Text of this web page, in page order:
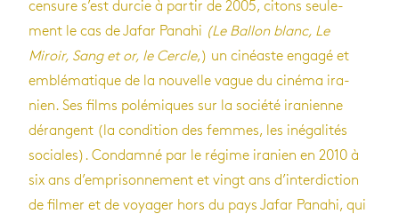
cen­sure s’est dur­cie à par­tir de 2005, citons seule­
ment le cas de Jafar Panahi (Le Bal­lon blanc, Le
Miroir, Sang et or, le Cercle,) un cinéaste engagé et
emblé­ma­tique de la nou­velle vague du cinéma ira­
nien. Ses films polé­miques sur la société ira­nienne
dérangent (la condi­tion des femmes, les inéga­li­tés
sociales). Condamné par le régime ira­nien en 2010 à
six ans d’em­pri­son­ne­ment et vingt ans d’in­ter­dic­tion
de fil­mer et de voya­ger hors du pays Jafar Panahi, qui